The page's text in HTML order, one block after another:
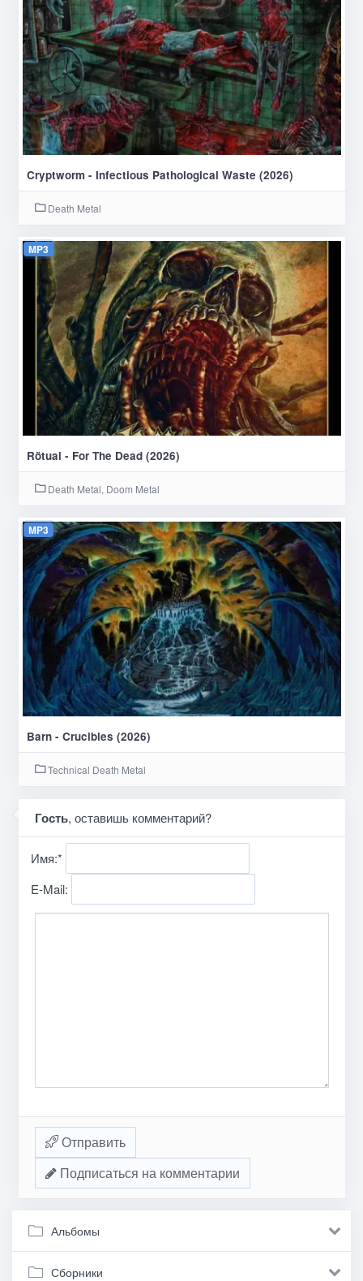
Cryptworm - Infectious Pathological Waste (2026)
Death Metal
MP3
Rötual - For The Dead (2026)
Death Metal, Doom Metal
MP3
Barn - Crucibles (2026)
Technical Death Metal
Гость, оставишь комментарий?
Имя:*
E-Mail:
Отправить
Подписаться на комментарии
Альбомы
Сборники